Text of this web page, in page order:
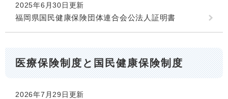
2025年6月30日更新
福岡県国民健康保険団体連合会公法人証明書
医療保険制度と国民健康保険制度
2026年7月29日更新